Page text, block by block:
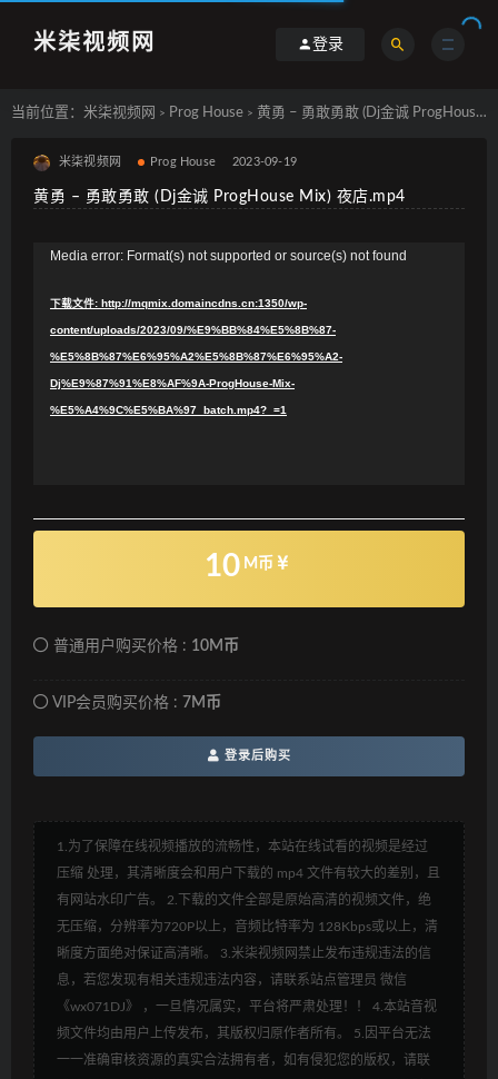
米柒视频网 登录
当前位置： 米柒视频网 > Prog House > 黄勇 – 勇敢勇敢 (Dj金诚 ProgHouse Mix) 夜店.mp4
米柒视频网 Prog House 2023-09-19
黄勇 – 勇敢勇敢 (Dj金诚 ProgHouse Mix) 夜店.mp4
Media error: Format(s) not supported or source(s) not found
下载文件: http://mqmix.domaincdns.cn:1350/wp-
content/uploads/2023/09/%E9%BB%84%E5%8B%87-
%E5%8B%87%E6%95%A2%E5%8B%87%E6%95%A2-
Dj%E9%87%91%E8%AF%9A-ProgHouse-Mix-
%E5%A4%9C%E5%BA%97_batch.mp4?_=1
10 M币
普通用户购买价格 : 10M币
VIP会员购买价格 : 7M币
登录后购买
1.为了保障在线视频播放的流畅性，本站在线试看的视频是经过
压缩 处理，其清晰度会和用户下载的 mp4 文件有较大的差别，且
有网站水印广告。 2.下载的文件全部是原始高清的视频文件，绝
无压缩，分辨率为720P以上，音频比特率为 128Kbps或以上，清
晰度方面绝对保证高清晰。 3.米柒视频网禁止发布违规违法的信
息，若您发现有相关违规违法内容，请联系站点管理员 微信
《wx071DJ》 ，一旦情况属实，平台将严肃处理！！ 4.本站音视
频文件均由用户上传发布，其版权归原作者所有。 5.因平台无法
一一准确审核资源的真实合法拥有者，如有侵犯您的版权，请联